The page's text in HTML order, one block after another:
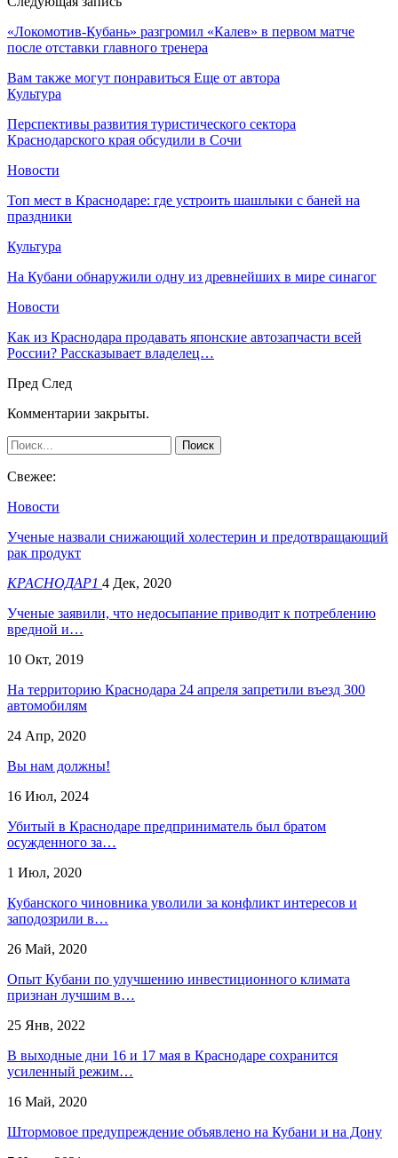
«Локомотив-Кубань» разгромил «Калев» в первом матче
после отставки главного тренера
Вам также могут понравиться Еще от автора
Культура
Перспективы развития туристического сектора
Краснодарского края обсудили в Сочи
Новости
Топ мест в Краснодаре: где устроить шашлыки с баней на
праздники
Культура
На Кубани обнаружили одну из древнейших в мире синагог
Новости
Как из Краснодара продавать японские автозапчасти всей
России? Рассказывает владелец…
Пред След
Комментарии закрыты.
Свежее:
Новости
Ученые назвали снижающий холестерин и предотвращающий
рак продукт
КРАСНОДАР1 4 Дек, 2020
Ученые заявили, что недосыпание приводит к потреблению
вредной и…
10 Окт, 2019
На территорию Краснодара 24 апреля запретили въезд 300
автомобилям
24 Апр, 2020
Вы нам должны!
16 Июл, 2024
Убитый в Краснодаре предприниматель был братом
осужденного за…
1 Июл, 2020
Кубанского чиновника уволили за конфликт интересов и
заподозрили в…
26 Май, 2020
Опыт Кубани по улучшению инвестиционного климата
признан лучшим в…
25 Янв, 2022
В выходные дни 16 и 17 мая в Краснодаре сохранится
усиленный режим…
16 Май, 2020
​Штормовое предупреждение объявлено на Кубани и на Дону